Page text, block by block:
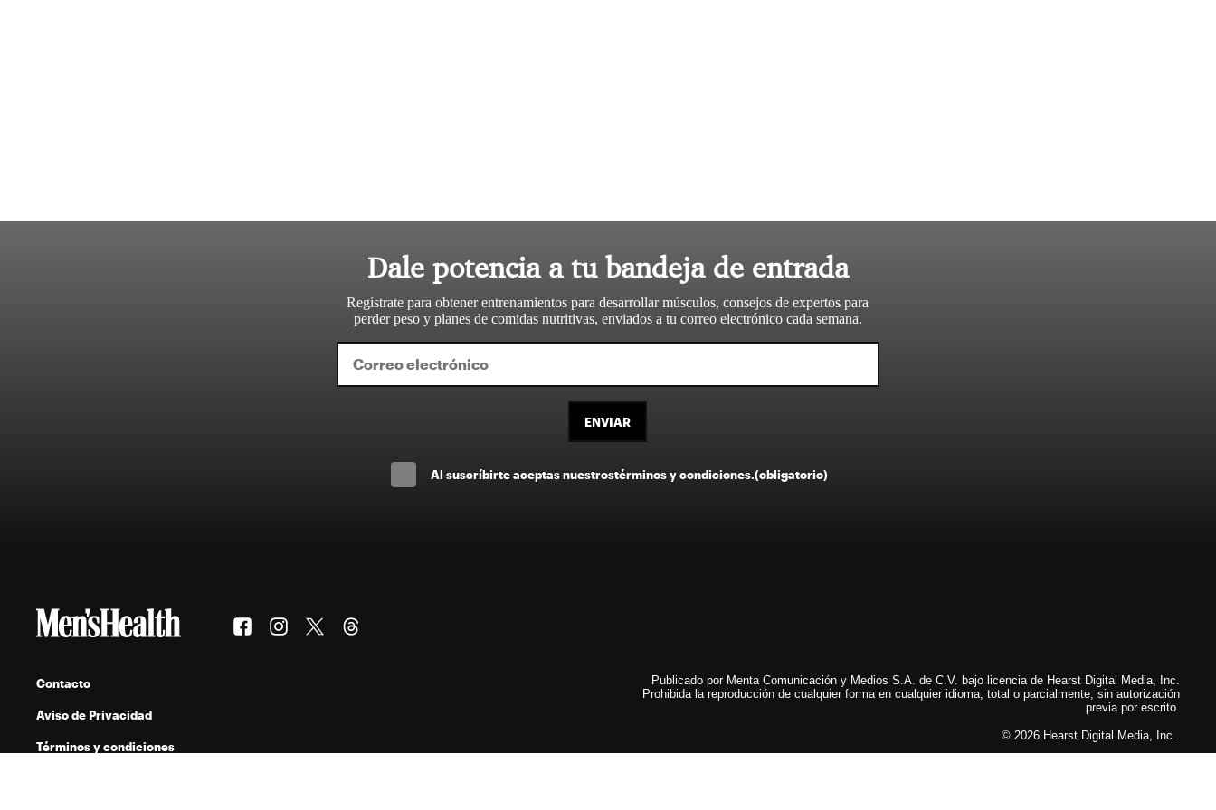
Dale potencia a tu bandeja de entrada
Regístrate para obtener entrenamientos para desarrollar músculos, consejos de expertos para
perder peso y planes de comidas nutritivas, enviados a tu correo electrónico cada semana.
ENVIAR
Al suscríbirte aceptas nuestrostérminos y condiciones.(obligatorio)
Contacto
Aviso de Privacidad
Términos y condiciones
Publicado por Menta Comunicación y Medios S.A. de C.V. bajo licencia de Hearst Digital Media, Inc.
Prohibida la reproducción de cualquier forma en cualquier idioma, total o parcialmente, sin autorización
previa por escrito.
© 2026 Hearst Digital Media, Inc..